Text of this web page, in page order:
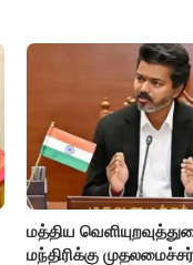
மத்திய
மந்திரிக்கு